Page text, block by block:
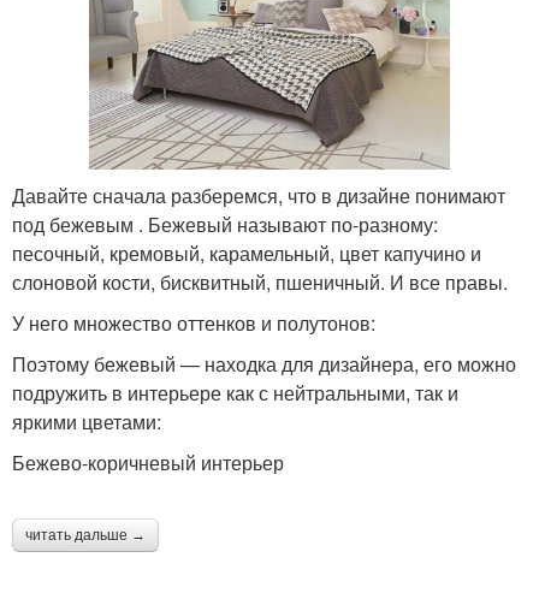
Давайте сначала разберемся, что в дизайне понимают
под бежевым . Бежевый называют по-разному:
песочный, кремовый, карамельный, цвет капучино и
слоновой кости, бисквитный, пшеничный. И все правы.
У него множество оттенков и полутонов:
Поэтому бежевый — находка для дизайнера, его можно
подружить в интерьере как с нейтральными, так и
яркими цветами:
Бежево-коричневый интерьер
читать дальше →